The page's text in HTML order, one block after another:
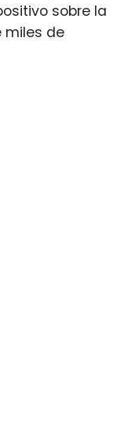
sobre la
miles de